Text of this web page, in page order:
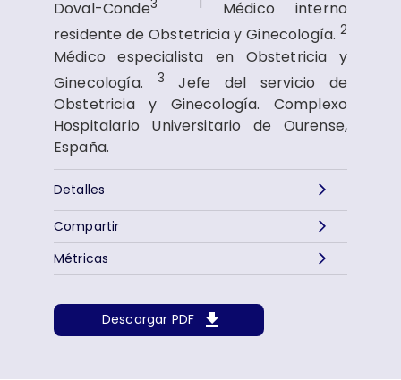
Doval-Conde3 1 Médico interno
residente de Obstetricia y Ginecología. 2
Médico especialista en Obstetricia y
Ginecología.
3 Jefe del servicio de
Obstetricia y Ginecología. Complexo
Hospitalario Universitario de Ourense,
España.
Detalles
Descargar PDF
Métricas
Compartir